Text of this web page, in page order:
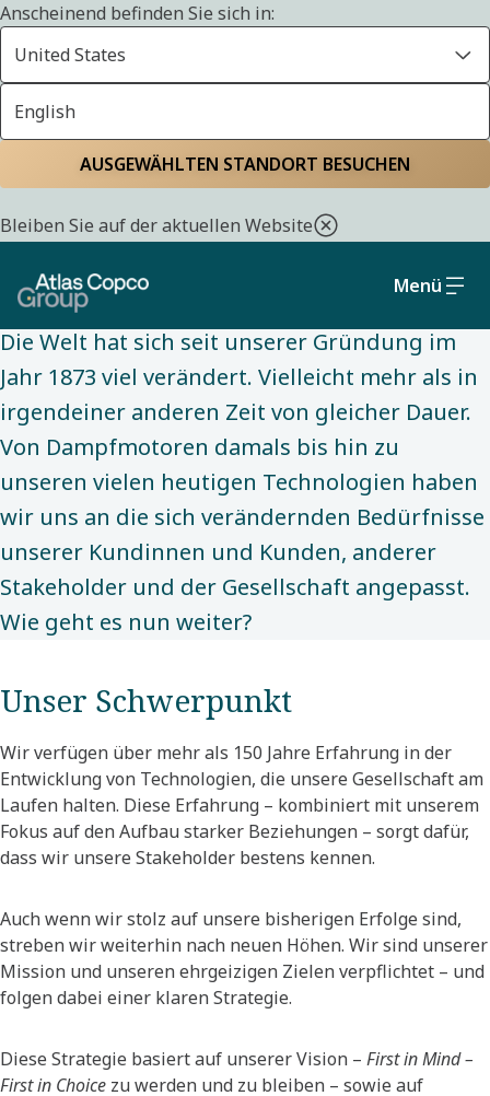
Anscheinend befinden Sie sich in:
United States
English
AUSGEWÄHLTEN STANDORT BESUCHEN
Bleiben Sie auf der aktuellen Website
Menü
Über uns
ÜBER UNS
Die Strategie und das
Geschäftsmodell zur
Erreichung unserer Ziele
Die Welt hat sich seit unserer Gründung im
Jahr 1873 viel verändert. Vielleicht mehr als in
irgendeiner anderen Zeit von gleicher Dauer.
Von Dampfmotoren damals bis hin zu
unseren vielen heutigen Technologien haben
wir uns an die sich verändernden Bedürfnisse
unserer Kundinnen und Kunden, anderer
Stakeholder und der Gesellschaft angepasst.
Wie geht es nun weiter?​
Unser Schwerpunkt
Wir verfügen über mehr als 150 Jahre Erfahrung in der
Entwicklung von Technologien, die unsere Gesellschaft am
Laufen halten. Diese Erfahrung – kombiniert mit unserem
Fokus auf den Aufbau starker Beziehungen – sorgt dafür,
dass wir unsere Stakeholder bestens kennen.
Auch wenn wir stolz auf unsere bisherigen Erfolge sind,
streben wir weiterhin nach neuen Höhen. Wir sind unserer
Mission und unseren ehrgeizigen Zielen verpflichtet – und
folgen dabei einer klaren Strategie.
Diese Strategie basiert auf unserer Vision – First in Mind –
First in Choice zu werden und zu bleiben – sowie auf